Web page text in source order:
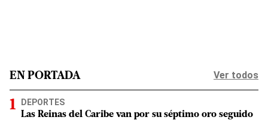
EN PORTADA Ver todos
DEPORTES
Las Reinas del Caribe van por su séptimo oro seguido